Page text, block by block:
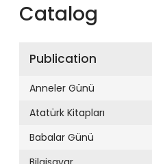
Catalog
Publication
Anneler Günü
Atatürk Kitapları
Babalar Günü